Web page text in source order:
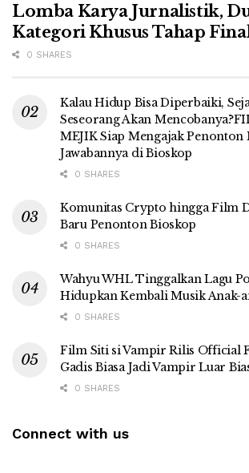
Lomba Karya Jurnalistik,
Kategori Khusus Tahap
0 SHARES
Kalau Hidup Bisa Diperbaiki,
Seseorang Akan
MEJIK Siap Mengajak Penonton
Jawabannya di Bioskop
0 SHARES
Komunitas Crypto hingga Film
Baru Penonton Bioskop
0 SHARES
Wahyu WHL Tinggalkan Lagu
Hidupkan Kembali Musik Anak-
0 SHARES
Film Siti si Vampir Rilis Official
Gadis Biasa Jadi Vampir Luar
0 SHARES
Connect with us